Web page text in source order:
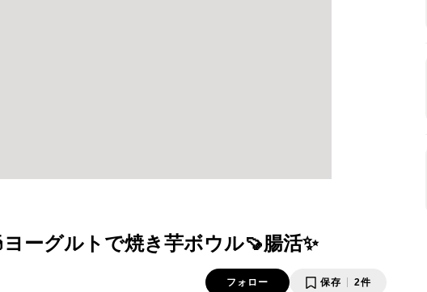
ーグルトで焼き芋ボウル🍠腸活✨
フォロー 保存 2件